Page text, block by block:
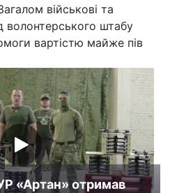
військові та
волонтерського штабу
вартістю майже пів
«Артан» отримав